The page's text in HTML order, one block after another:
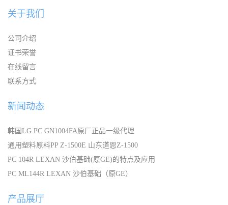
关于我们
公司介绍
证书荣誉
在线留言
联系方式
新闻动态
韩国LG PC GN1004FA原厂正品一级代理
通用塑料原料PP Z-1500E 山东道恩Z-1500
PC 104R LEXAN 沙伯基础(原GE)的特点及应用
PC ML144R LEXAN 沙伯基础（原GE）
产品展厅